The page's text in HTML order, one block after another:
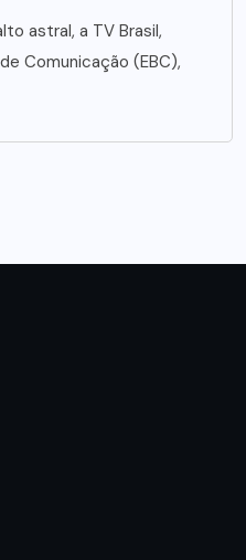
astral, a TV Brasil,
Comunicação (EBC),